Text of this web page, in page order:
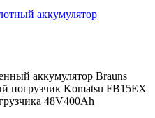
аккумулятор
аккумулятор Brauns
погрузчик Komatsu FB15EX
48V400Ah